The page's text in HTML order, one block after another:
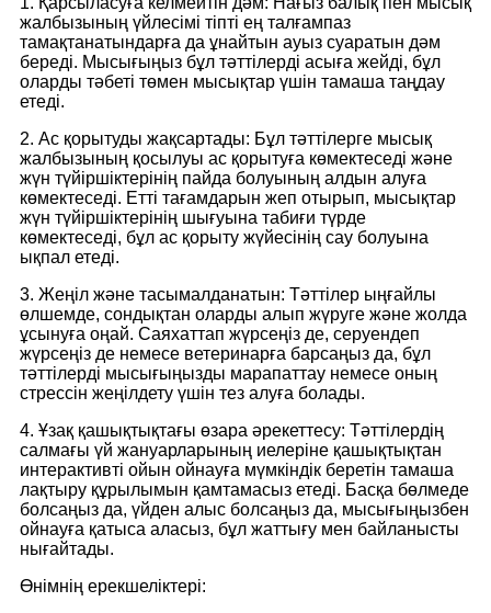
жалбызының үйлесімі тіпті ең талғампаз
тамақтанатындарға да ұнайтын ауыз суаратын дәм
береді. Мысығыңыз бұл тәттілерді асыға жейді, бұл
оларды тәбеті төмен мысықтар үшін тамаша таңдау
етеді.
2. Ас қорытуды жақсартады: Бұл тәттілерге мысық
жалбызының қосылуы ас қорытуға көмектеседі және
жүн түйіршіктерінің пайда болуының алдын алуға
көмектеседі. Етті тағамдарын жеп отырып, мысықтар
жүн түйіршіктерінің шығуына табиғи түрде
көмектеседі, бұл ас қорыту жүйесінің сау болуына
ықпал етеді.
3. Жеңіл және тасымалданатын: Тәттілер ыңғайлы
өлшемде, сондықтан оларды алып жүруге және жолда
ұсынуға оңай. Саяхаттап жүрсеңіз де, серуендеп
жүрсеңіз де немесе ветеринарға барсаңыз да, бұл
тәттілерді мысығыңызды марапаттау немесе оның
стрессін жеңілдету үшін тез алуға болады.
4. Ұзақ қашықтықтағы өзара әрекеттесу: Тәттілердің
салмағы үй жануарларының иелеріне қашықтықтан
интерактивті ойын ойнауға мүмкіндік беретін тамаша
лақтыру құрылымын қамтамасыз етеді. Басқа бөлмеде
болсаңыз да, үйден алыс болсаңыз да, мысығыңызбен
ойнауға қатыса аласыз, бұл жаттығу мен байланысты
нығайтады.
Өнімнің ерекшеліктері: